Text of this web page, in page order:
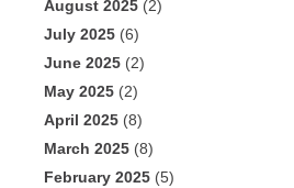
August 2025 (2)
July 2025 (6)
June 2025 (2)
May 2025 (2)
April 2025 (8)
March 2025 (8)
February 2025 (5)